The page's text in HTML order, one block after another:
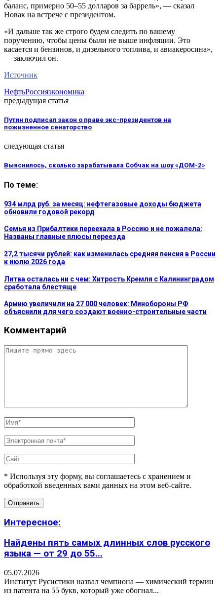
баланс, примерно 50–55 долларов за баррель», — сказал
Новак на встрече с президентом.
«И дальше так же строго будем следить по вашему
поручению, чтобы цены были не выше инфляции. Это
касается и бензинов, и дизельного топлива, и авиакеросина»,
— заключил он.
Источник
НефтьРоссияэкономика
предыдущая статья
Путин подписал закон о праве экс-президентов на
пожизненное сенаторство
следующая статья
Выяснилось, сколько зарабатывала Собчак на шоу «ДОМ-2»
По теме:
934 млрд руб. за месяц: нефтегазовые доходы бюджета
обновили годовой рекорд
Семья из Прибалтики переехала в Россию и не пожалела:
Названы главные плюсы переезда
27,2 тысячи рублей: как изменилась средняя пенсия в России
к июлю 2026 года
Литва осталась ни с чем: Хитрость Кремля с Калининградом
сработала блестяще
Армию увеличили на 27 000 человек: Минобороны РФ
объяснили для чего создают военно-строительные части
Комментарий
* Используя эту форму, вы соглашаетесь с хранением и
обработкой введенных вами данных на этом веб-сайте.
Интересное:
Найдены пять самых длинных слов русского
языка — от 29 до 55...
05.07.2026
Институт Русистики назвал чемпиона — химический термин
из патента на 55 букв, который уже обогнал...